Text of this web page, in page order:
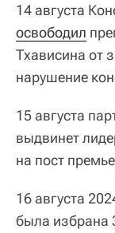
14 августа
освободил
Тхависина от
нарушение
15 августа
выдвинет
на пост
16 августа
была избрана